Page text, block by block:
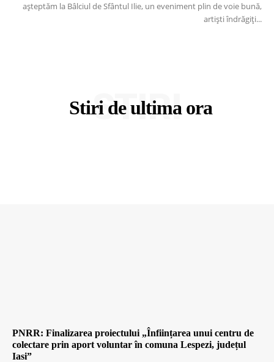
așteptăm la Bâlciul de Sfântul Ilie, un eveniment plin de voie bună,
artiști îndrăgiți...
Stiri de ultima ora
STIRI
PNRR: Finalizarea proiectului „Înființarea unui centru de
colectare prin aport voluntar în comuna Lespezi, județul
Iasi”